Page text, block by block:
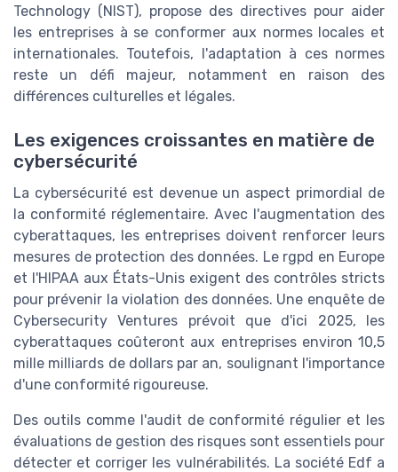
Technology (NIST), propose des directives pour aider
les entreprises à se conformer aux normes locales et
internationales. Toutefois, l'adaptation à ces normes
reste un défi majeur, notamment en raison des
différences culturelles et légales.
Les exigences croissantes en matière de
cybersécurité
La cybersécurité est devenue un aspect primordial de
la conformité réglementaire. Avec l'augmentation des
cyberattaques, les entreprises doivent renforcer leurs
mesures de protection des données. Le rgpd en Europe
et l'HIPAA aux États-Unis exigent des contrôles stricts
pour prévenir la violation des données. Une enquête de
Cybersecurity Ventures prévoit que d'ici 2025, les
cyberattaques coûteront aux entreprises environ 10,5
mille milliards de dollars par an, soulignant l'importance
d'une conformité rigoureuse.
Des outils comme l'audit de conformité régulier et les
évaluations de gestion des risques sont essentiels pour
détecter et corriger les vulnérabilités. La société Edf a